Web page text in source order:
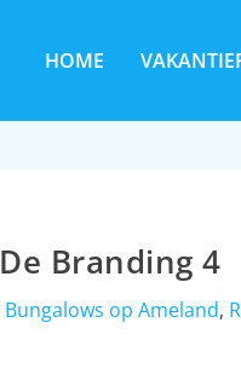
HOME
De Branding 4
Bungalows op Ameland,